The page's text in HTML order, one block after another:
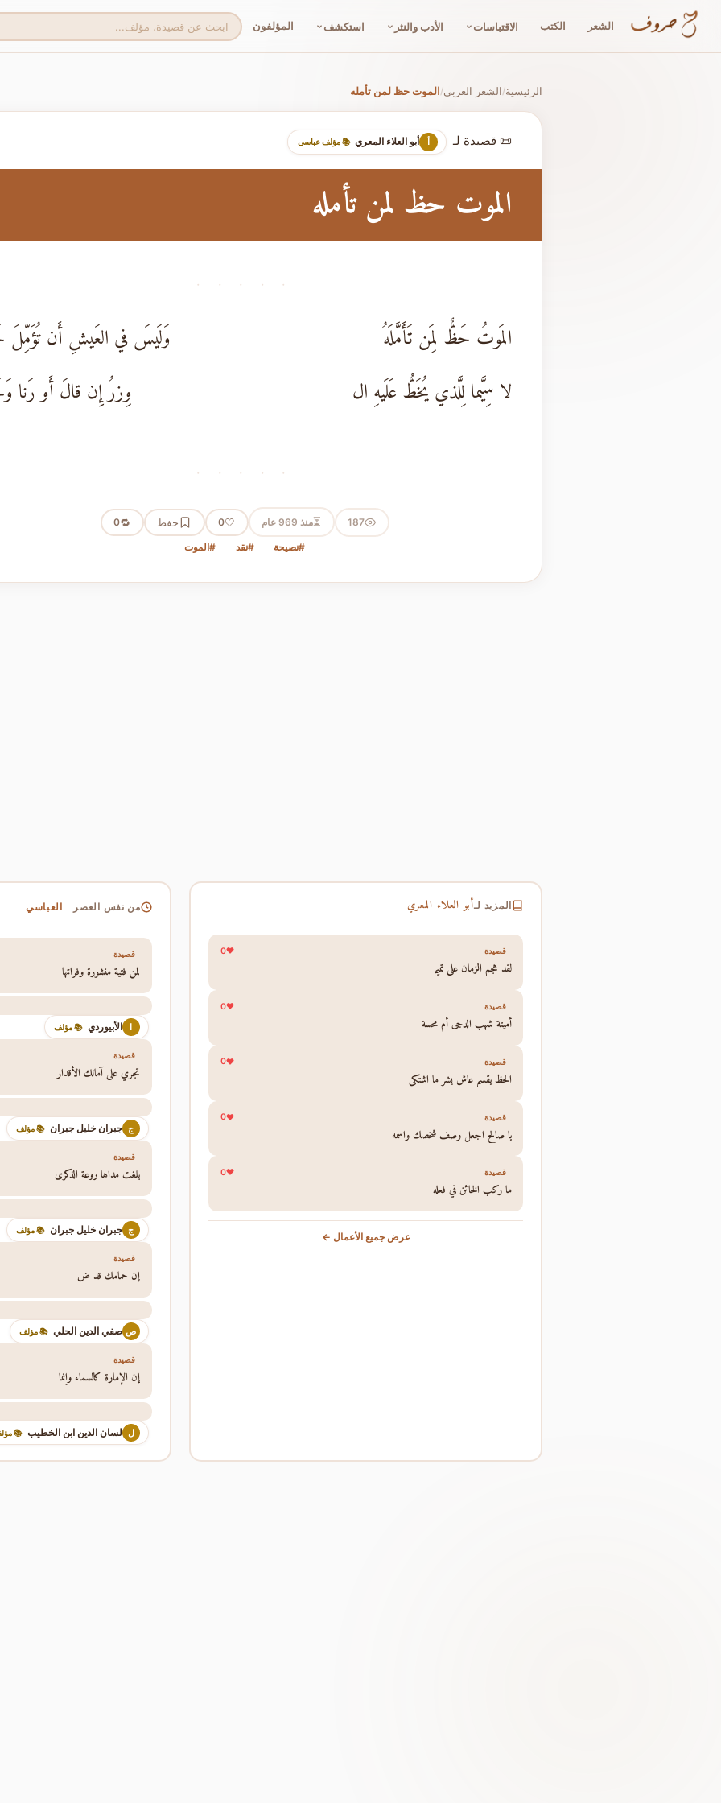
الشعر الكتب الاقتباسات الأدب والنثر استكشف المؤلفون
الرئيسية/الشعر العربي/الموت حظ لمن تأمله
📜 قصيدة لـ أ أبو العلاء المعري 📚 مؤلف عباسي
الموت حظ لمن تأمله
· · · · ·
المَوتُ حَظٌّ لِمَن تَأَمَّلَهُ
وَلَيسَ في العَيشِ أَن
لا سِيَّما لِلَّذي يُخَطُّ عَلَيهِ ال
وِزرُ إِن قالَ أَو رَنا
· · · · ·
187
⏳منذ 969 عام 🤍
0 حفظ 🔁
0
#نصيحة #نقد #الموت
المزيد لـأبو العلاء المعري
قصيدة 0
لقد هجم الزمان على تميم
قصيدة 0
أميتة شهب الدجى أم محسة
قصيدة 0
الحظ يقسم عاش بشر ما اشتكى
قصيدة 0
يا صالح اجعل وصف شخصك واسمه
قصيدة 0
ما ركب الخائن في فعله
عرض جميع الأعمال ←
من نفس العصر العباسي
قصيدة
لمن فتية منشورة وفراتها
ا الأبيوردي 📚 مؤلف
قصيدة
تجري على آمالك الأقدار
ج جبران خليل جبران 📚 مؤلف
قصيدة
بلغت مداها روعة الذكرى
ج جبران خليل جبران 📚 مؤلف
قصيدة
إن حمامك قد ض
ص صفي الدين الحلي 📚 مؤلف
قصيدة
إن الإمارة كالسماء وإنما
ل لسان الدين ابن الخطيب 📚